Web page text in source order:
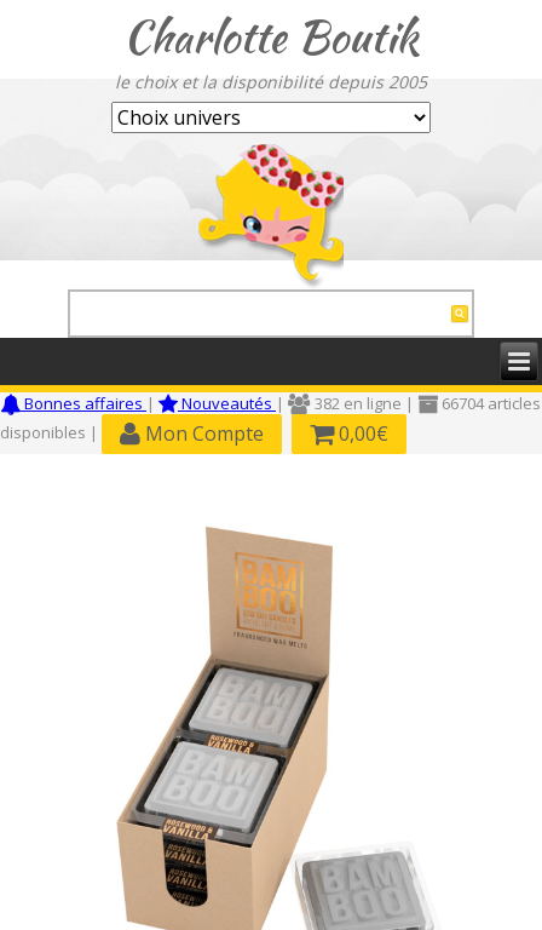
Charlotte Boutik
le choix et la disponibilité depuis 2005
Bonnes affaires | Nouveautés | 382 en ligne |
66704 articles
disponibles |
Mon Compte 0,00€